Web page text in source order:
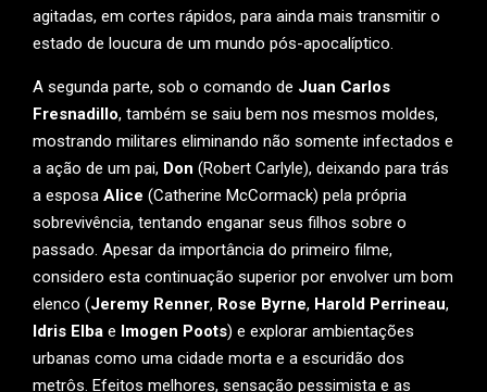
agitadas, em cortes rápidos, para ainda mais transmitir o
estado de loucura de um mundo pós-apocalíptico.
A segunda parte, sob o comando de Juan Carlos
Fresnadillo, também se saiu bem nos mesmos moldes,
mostrando militares eliminando não somente infectados e
a ação de um pai, Don (Robert Carlyle), deixando para trás
a esposa Alice (Catherine McCormack) pela própria
sobrevivência, tentando enganar seus filhos sobre o
passado. Apesar da importância do primeiro filme,
considero esta continuação superior por envolver um bom
elenco (Jeremy Renner, Rose Byrne, Harold Perrineau,
Idris Elba e Imogen Poots) e explorar ambientações
urbanas como uma cidade morta e a escuridão dos
metrôs. Efeitos melhores, sensação pessimista e as